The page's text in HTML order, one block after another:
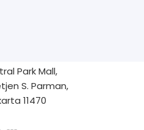
Park Mall,
S. Parman,
11470